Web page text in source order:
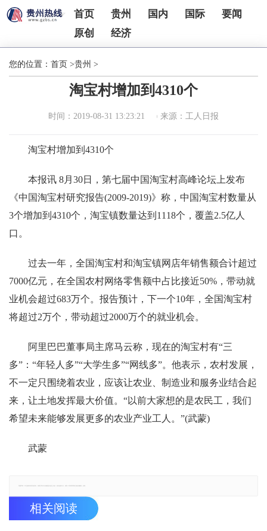
首页 贵州 国内 国际
要闻
原创
经济
您的位置： 首页 >贵州 >
淘宝村增加到4310个
时间：2019-08-31 13:23:21 来源：工人日报
淘宝村增加到4310个
本报讯 8月30日，第七届中国淘宝村高峰论坛上发布
《中国淘宝村研究报告(2009-2019)》称，中国淘宝村数量从
3个增加到4310个，淘宝镇数量达到1118个，覆盖2.5亿人
口。
过去一年，全国淘宝村和淘宝镇网店年销售额合计超过
7000亿元，在全国农村网络零售额中占比接近50%，带动就
业机会超过683万个。报告预计，下一个10年，全国淘宝村
将超过2万个，带动超过2000万个的就业机会。
阿里巴巴董事局主席马云称，现在的淘宝村有“三
多”：“年轻人多”“大学生多”“网线多”。他表示，农村发展，
不一定只围绕着农业，应该让农业、制造业和服务业结合起
来，让土地发挥最大价值。“以前大家想的是农民工，我们
希望未来能够发展更多的农业产业工人。”(武蒙)
武蒙
相关阅读